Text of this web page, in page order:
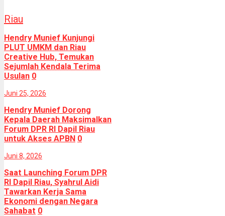
Riau
Hendry Munief Kunjungi
PLUT UMKM dan Riau
Creative Hub, Temukan
Sejumlah Kendala Terima
Usulan 0
Juni 25, 2026
Hendry Munief Dorong
Kepala Daerah Maksimalkan
Forum DPR RI Dapil Riau
untuk Akses APBN 0
Juni 8, 2026
Saat Launching Forum DPR
RI Dapil Riau, Syahrul Aidi
Tawarkan Kerja Sama
Ekonomi dengan Negara
Sahabat 0